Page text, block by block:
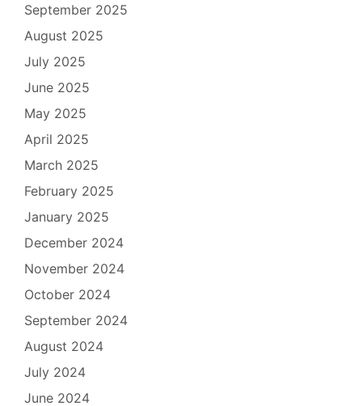
September 2025
August 2025
July 2025
June 2025
May 2025
April 2025
March 2025
February 2025
January 2025
December 2024
November 2024
October 2024
September 2024
August 2024
July 2024
June 2024